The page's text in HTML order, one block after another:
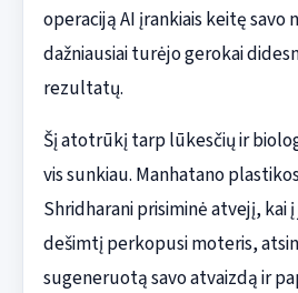
operaciją AI įrankiais keitę savo
dažniausiai turėjo gerokai
rezultatų.
Šį atotrūkį tarp lūkesčių ir
vis sunkiau. Manhatano
Shridharani prisiminė atvejį, kai
dešimtį perkopusi moteris,
sugeneruotą savo atvaizdą ir